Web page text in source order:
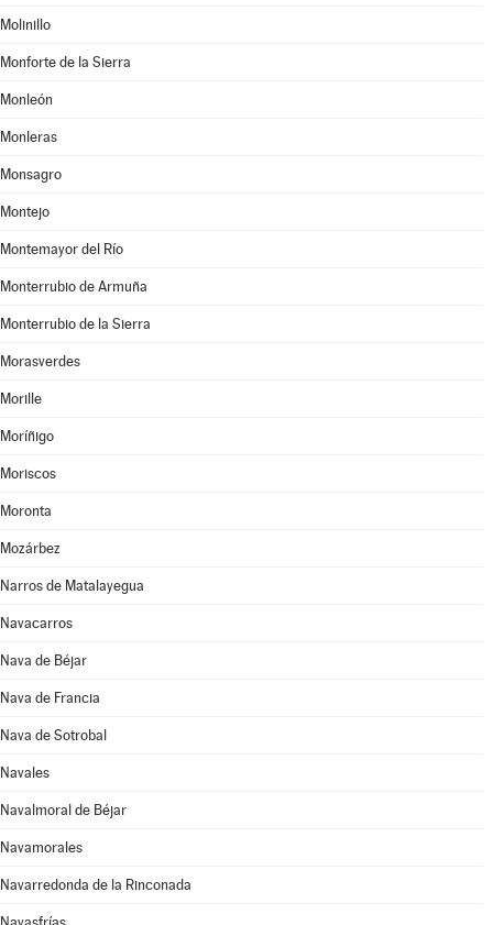
Molinillo
Monforte de la Sierra
Monleón
Monleras
Monsagro
Montejo
Montemayor del Río
Monterrubio de Armuña
Monterrubio de la Sierra
Morasverdes
Morille
Moríñigo
Moriscos
Moronta
Mozárbez
Narros de Matalayegua
Navacarros
Nava de Béjar
Nava de Francia
Nava de Sotrobal
Navales
Navalmoral de Béjar
Navamorales
Navarredonda de la Rinconada